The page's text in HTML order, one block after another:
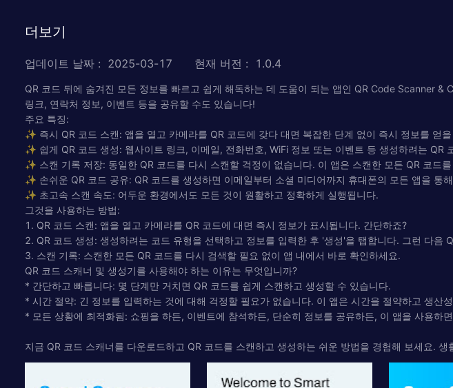
더보기
업데이트 날짜 : 2025-03-17 현재 버전 : 1.0.4
QR 코드 뒤에 숨겨진 모든 정보를 빠르고 쉽게 해독하는 데 도움이 되는 앱인 QR Code Scanner
링크, 연락처 정보, 이벤트 등을 공유할 수도 있습니다!
주요 특징:
✨ 즉시 QR 코드 스캔: 앱을 열고 카메라를 QR 코드에 갖다 대면 복잡한 단계 없이 즉시 정보를 얻
✨ 쉽게 QR 코드 생성: 웹사이트 링크, 이메일, 전화번호, WiFi 정보 또는 이벤트 등 생성하려는 QR
✨ 스캔 기록 저장: 동일한 QR 코드를 다시 스캔할 걱정이 없습니다. 이 앱은 스캔한 모든 QR 코드
✨ 손쉬운 QR 코드 공유: QR 코드를 생성하면 이메일부터 소셜 미디어까지 휴대폰의 모든 앱을 통
✨ 초고속 스캔 속도: 어두운 환경에서도 모든 것이 원활하고 정확하게 실행됩니다.
그것을 사용하는 방법:
1. QR 코드 스캔: 앱을 열고 카메라를 QR 코드에 대면 즉시 정보가 표시됩니다. 간단하죠?
2. QR 코드 생성: 생성하려는 코드 유형을 선택하고 정보를 입력한 후 '생성'을 탭합니다. 그런 다음
3. 스캔 기록: 스캔한 모든 QR 코드를 다시 검색할 필요 없이 앱 내에서 바로 확인하세요.
QR 코드 스캐너 및 생성기를 사용해야 하는 이유는 무엇입니까?
* 간단하고 빠릅니다: 몇 단계만 거치면 QR 코드를 쉽게 스캔하고 생성할 수 있습니다.
* 시간 절약: 긴 정보를 입력하는 것에 대해 걱정할 필요가 없습니다. 이 앱은 시간을 절약하고 생산
* 모든 상황에 최적화됨: 쇼핑을 하든, 이벤트에 참석하든, 단순히 정보를 공유하든, 이 앱을 사용하
지금 QR 코드 스캐너를 다운로드하고 QR 코드를 스캔하고 생성하는 쉬운 방법을 경험해 보세요. 생